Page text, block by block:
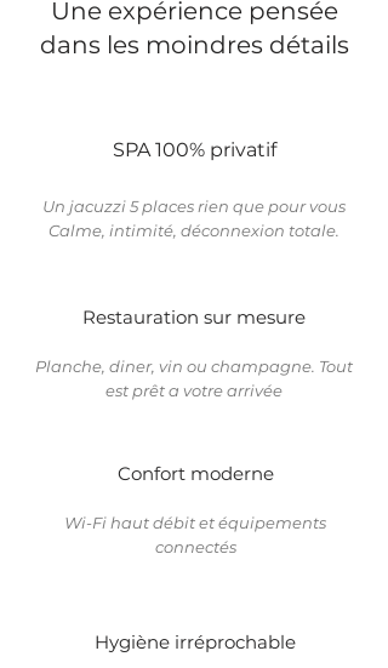
Une expérience pensée
dans les moindres détails
SPA 100% privatif
Un jacuzzi 5 places rien que pour vous
Calme, intimité, déconnexion totale.
Restauration sur mesure
Planche, diner, vin ou champagne. Tout
est prêt a votre arrivée
Confort moderne
Wi-Fi haut débit et équipements
connectés
Hygiène irréprochable